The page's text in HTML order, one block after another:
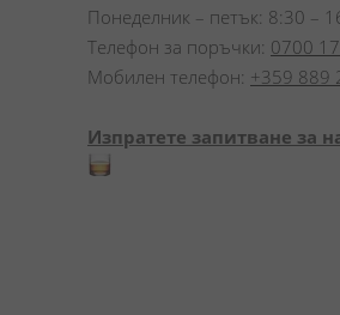
Понеделник – петък: 8:30 –
Телефон за поръчки: 0700
Мобилен телефон: +359 889
Изпратете запитване за